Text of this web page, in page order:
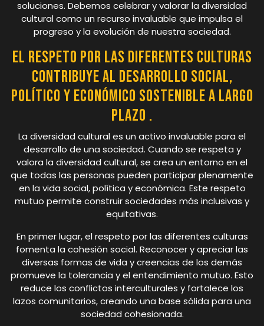
soluciones. Debemos celebrar y valorar la diversidad
cultural como un recurso invaluable que impulsa el
progreso y la evolución de nuestra sociedad.
El respeto por las diferentes culturas
contribuye al desarrollo social,
político y económico sostenible a largo
plazo .
La diversidad cultural es un activo invaluable para el
desarrollo de una sociedad. Cuando se respeta y
valora la diversidad cultural, se crea un entorno en el
que todas las personas pueden participar plenamente
en la vida social, política y económica. Este respeto
mutuo permite construir sociedades más inclusivas y
equitativas.
En primer lugar, el respeto por las diferentes culturas
fomenta la cohesión social. Reconocer y apreciar las
diversas formas de vida y creencias de los demás
promueve la tolerancia y el entendimiento mutuo. Esto
reduce los conflictos interculturales y fortalece los
lazos comunitarios, creando una base sólida para una
sociedad cohesionada.